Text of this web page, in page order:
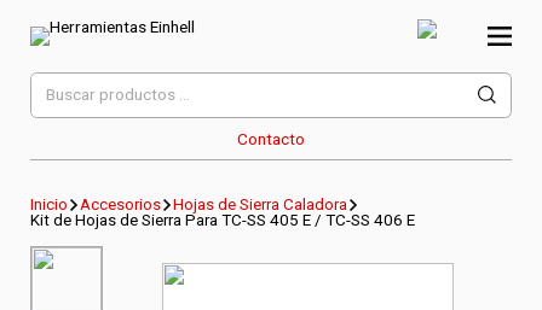
Herramientas Einhell
Distribuidor Oficial
Contacto
Buscar
por:
Inicio Accesorios
Hojas de Sierra Caladora
Kit de Hojas de Sierra Para TC-SS 405 E / TC-SS 406 E